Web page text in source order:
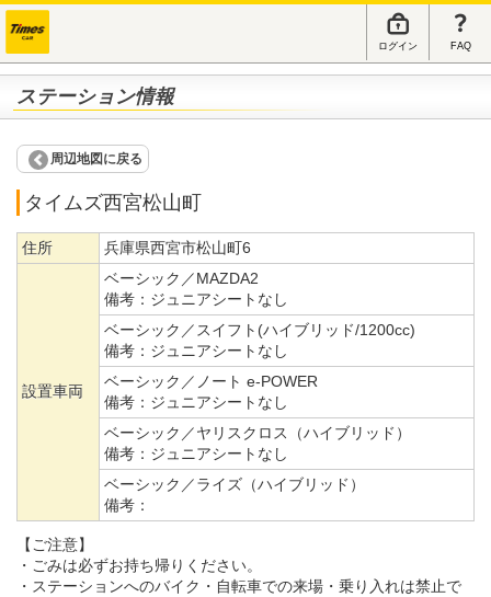
ログイン FAQ
ステーション情報
周辺地図に戻る
タイムズ西宮松山町
住所 兵庫県西宮市松山町6
設置車両
ベーシック／MAZDA2
備考： ジュニアシートなし
ベーシック／スイフト(ハイブリッド/1200cc)
備考： ジュニアシートなし
ベーシック／ノート e-POWER
備考： ジュニアシートなし
ベーシック／ヤリスクロス（ハイブリッド）
備考： ジュニアシートなし
ベーシック／ライズ（ハイブリッド）
備考：
【ご注意】
・ごみは必ずお持ち帰りください。
・ステーションへのバイク・自転車での来場・乗り入れは禁止で